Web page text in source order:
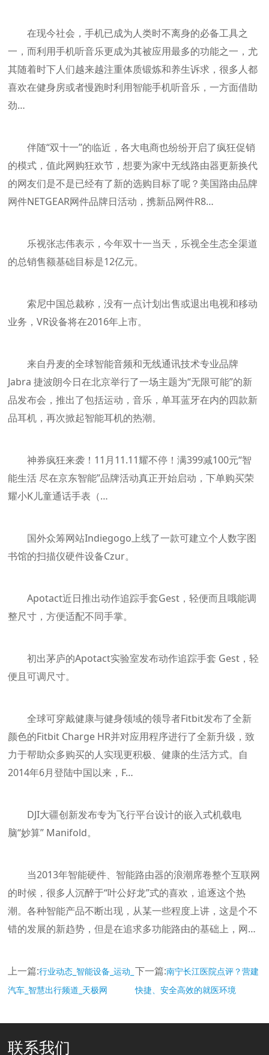
在现今社会，手机已成为人类时不离身的必备工具之
一，而利用手机听音乐更成为其被应用最多的功能之一，尤
其随着时下人们越来越注重体质锻炼和养生诉求，很多人都
喜欢在健身房或者慢跑时利用智能手机听音乐，一方面借助
劲…
伴随“双十一”的临近，各大电商也纷纷开启了疯狂促销
的模式，值此网购狂欢节，想要为家中无线路由器更新换代
的网友们是不是已经有了新的选购目标了呢？美国路由品牌
网件NETGEAR网件品牌日活动，携新品网件R8…
乐视张志伟表示，今年双十一当天，乐视全生态全渠道
的总销售额基础目标是12亿元。
索尼中国总裁称，没有一点计划出售或退出电视和移动
业务，VR设备将在2016年上市。
来自丹麦的全球智能音频和无线通讯技术专业品牌
Jabra 捷波朗今日在北京举行了一场主题为“无限可能”的新
品发布会，推出了包括运动，音乐，单耳蓝牙在内的四款新
品耳机，再次掀起智能耳机的热潮。
神券疯狂来袭！11月11.11耀不停！满399减100元“智
能生活 尽在京东智能”品牌活动真正开始启动，下单购买荣
耀小K儿童通话手表（…
国外众筹网站Indiegogo上线了一款可建立个人数字图
书馆的扫描仪硬件设备Czur。
Apotact近日推出动作追踪手套Gest，轻便而且哦能调
整尺寸，方便适配不同手掌。
初出茅庐的Apotact实验室发布动作追踪手套 Gest，轻
便且可调尺寸。
全球可穿戴健康与健身领域的领导者Fitbit发布了全新
颜色的Fitbit Charge HR并对应用程序进行了全新升级，致
力于帮助众多购买的人实现更积极、健康的生活方式。自
2014年6月登陆中国以来，F…
DJI大疆创新发布专为飞行平台设计的嵌入式机载电
脑“妙算” Manifold。
当2013年智能硬件、智能路由器的浪潮席卷整个互联网
的时候，很多人沉醉于“叶公好龙”式的喜欢，追逐这个热
潮。各种智能产品不断出现，从某一些程度上讲，这是个不
错的发展的新趋势，但是在追求多功能路由的基础上，网…
上一篇:行业动态_智能设备_运动_
汽车_智慧出行频道_天极网
下一篇:南宁长江医院点评？营建
快捷、安全高效的就医环境
联系我们